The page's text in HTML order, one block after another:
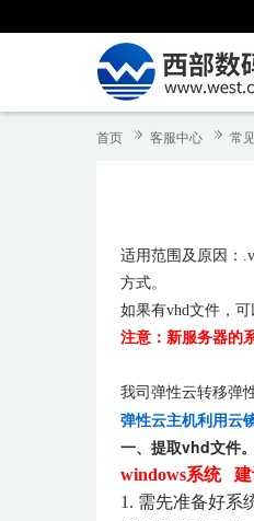
首页 客服中心 常
适用范围及原因：
方式。
如果有vhd文件，
注意：新服务器的
我司弹性云转移弹
弹性云主机利用云
一、提取vhd文件。
windows系统 建
1. 需先准备好系